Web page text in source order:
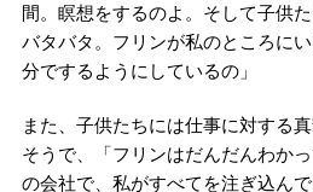
間。瞑想をするのよ。そして子供
バタバタ。フリンが私のところに
分でするようにしているの」
また、子供たちには仕事に対する
そうで、「フリンはだんだんわか
の会社で、私がすべてを注ぎ込ん